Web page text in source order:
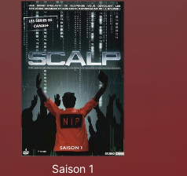
Saison 1